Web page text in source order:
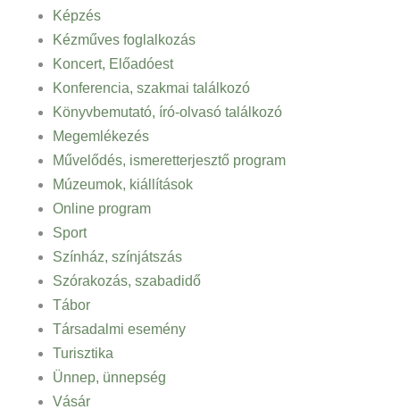
Képzés
Kézműves foglalkozás
Koncert, Előadóest
Konferencia, szakmai találkozó
Könyvbemutató, író-olvasó találkozó
Megemlékezés
Művelődés, ismeretterjesztő program
Múzeumok, kiállítások
Online program
Sport
Színház, színjátszás
Szórakozás, szabadidő
Tábor
Társadalmi esemény
Turisztika
Ünnep, ünnepség
Vásár